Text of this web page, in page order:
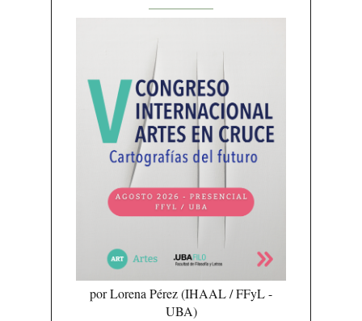
por Lorena Pérez (IHAAL / FFyL -
UBA)